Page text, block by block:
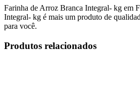
Farinha de Arroz Branca Integral- kg em
Integral- kg é mais um produto de
para você.
Produtos relacionados